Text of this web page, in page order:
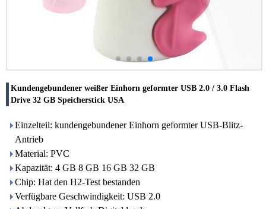
Kundengebundener weißer Einhorn geformter USB 2.0 / 3.0 Flash
Drive 32 GB Speicherstick USA
Einzelteil: kundengebundener Einhorn geformter USB-Blitz-
Antrieb
Material: PVC
Kapazität: 4 GB 8 GB 16 GB 32 GB
Chip: Hat den H2-Test bestanden
Verfügbare Geschwindigkeit: USB 2.0